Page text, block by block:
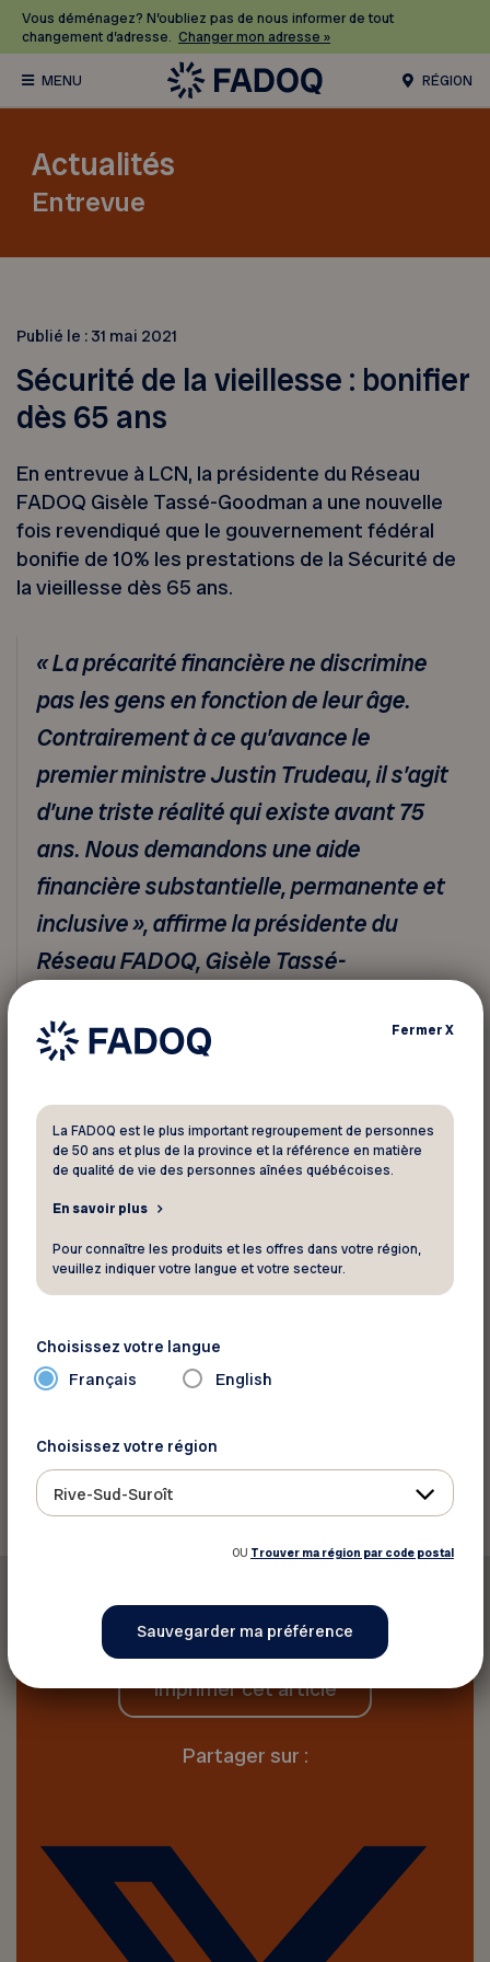
Vous déménagez? N’oubliez pas de nous informer de tout
changement d’adresse. Changer mon adresse »
RÉGION
Actualités
Entrevue
Publié le : 31 mai 2021
Sécurité de la vieillesse : bonifier
dès 65 ans
En entrevue à LCN, la présidente du Réseau
FADOQ Gisèle Tassé-Goodman a une nouvelle
fois revendiqué que le gouvernement fédéral
bonifie de 10% les prestations de la Sécurité de
la vieillesse dès 65 ans.
« La précarité financière ne discrimine
pas les gens en fonction de leur âge.
Contrairement à ce qu’avance le
premier ministre Justin Trudeau, il s’agit
d’une triste réalité qui existe avant 75
ans. Nous demandons une aide
financière substantielle, permanente et
inclusive », affirme la présidente du
Réseau FADOQ, Gisèle Tassé-
Cliquez sur l’image pour voir l’entrevue.
Imprimer cet article
Partager sur :
FermerX
La FADOQ est le plus important regroupement de personnes
de 50 ans et plus de la province et la référence en matière
de qualité de vie des personnes aînées québécoises.
En savoir plus
Pour connaître les produits et les offres dans votre région,
veuillez indiquer votre langue et votre secteur.
Choisissez votre langue
Français English
Choisissez votre région
Rive-Sud-Suroît
OU Trouver ma région par code postal